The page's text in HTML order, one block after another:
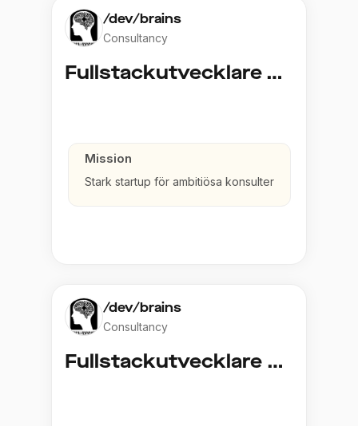
/dev/brains
Consultancy
Fullstackutvecklare Java
Mission
Stark startup för ambitiösa konsulter
/dev/brains
Consultancy
Fullstackutvecklare C#